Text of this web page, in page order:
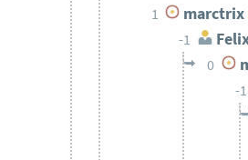
1 marctrix
-1
0
-1